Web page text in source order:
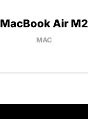
MAC
MacBook Air M2